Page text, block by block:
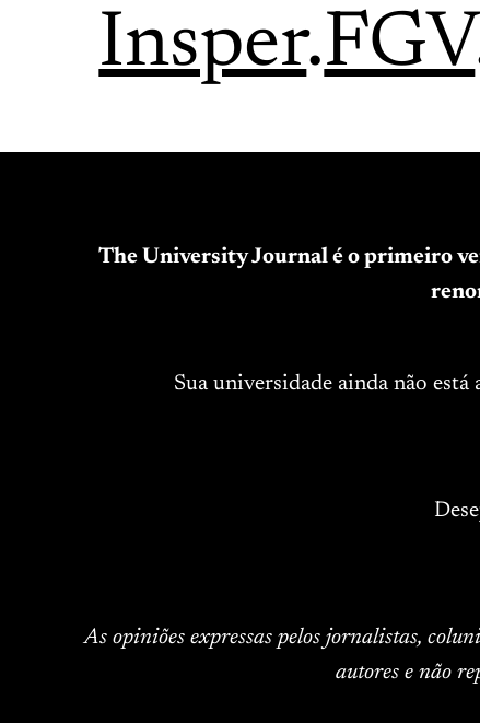
Insper.FGV
The University Journal é o primeiro
Sua universidade ainda não
As opiniões expressas pelos jornalistas,
autores e não